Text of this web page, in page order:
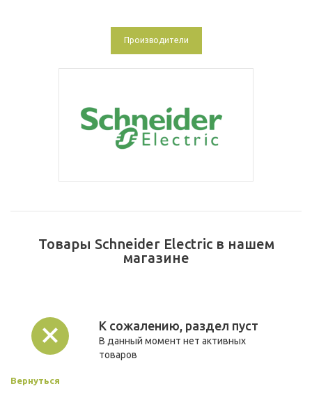
Производители
Товары Schneider Electric в нашем
магазине
К сожалению, раздел пуст
В данный момент нет активных
товаров
Вернуться